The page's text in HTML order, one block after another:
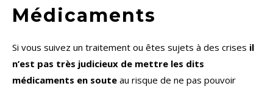
Médicaments
Si vous suivez un traitement ou êtes sujets à des crises il
n’est pas très judicieux de mettre les dits
médicaments en soute au risque de ne pas pouvoir